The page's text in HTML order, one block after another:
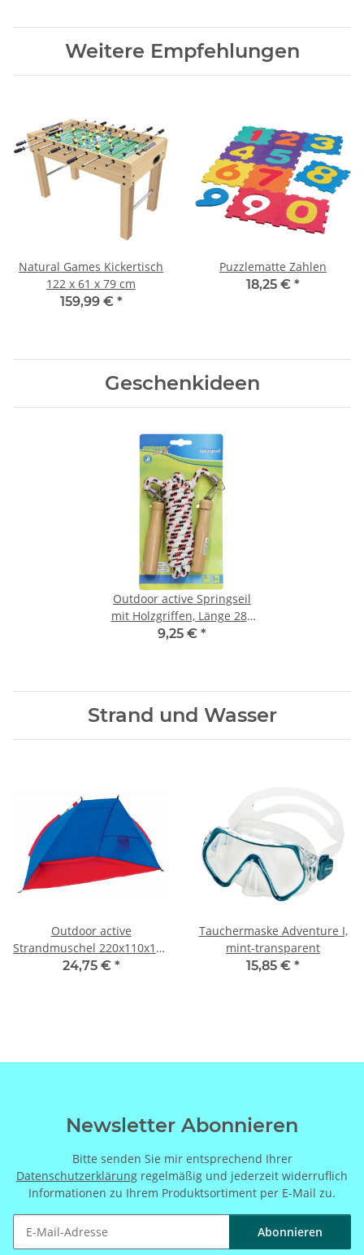
Weitere Empfehlungen
Natural Games Kickertisch
122 x 61 x 79 cm
159,99 € *
Puzzlematte Zahlen
18,25 € *
Geschenkideen
Outdoor active Springseil
mit Holzgriffen, Länge 280
cm
9,25 € *
Strand und Wasser
Outdoor active
Strandmuschel 220x110x110
cm, inklusive Tasche
24,75 € *
Tauchermaske Adventure I,
mint-transparent
15,85 € *
Newsletter Abonnieren
Bitte senden Sie mir entsprechend Ihrer
Datenschutzerklärung regelmäßig und jederzeit widerruflich
Informationen zu Ihrem Produktsortiment per E-Mail zu.
Abonnieren